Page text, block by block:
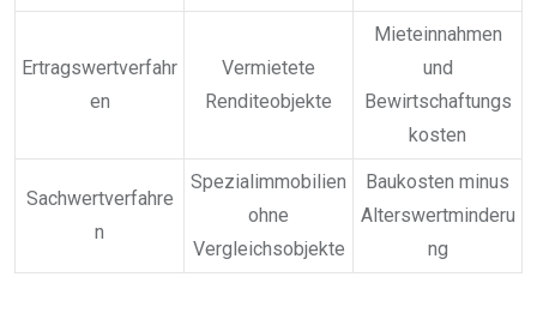
Ertragswertverfahr
en
Vermietete
Renditeobjekte
Mieteinnahmen
und
Bewirtschaftungs
kosten
Sachwertverfahre
n
Spezialimmobilien
ohne
Vergleichsobjekte
Baukosten minus
Alterswertminderu
ng